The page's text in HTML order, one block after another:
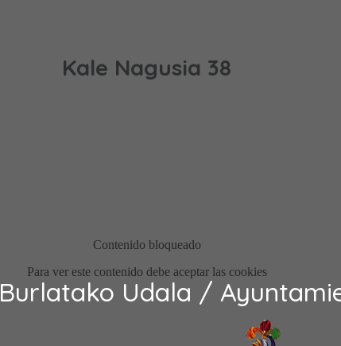
Burlatako Udala /
Kale Nagusia 38